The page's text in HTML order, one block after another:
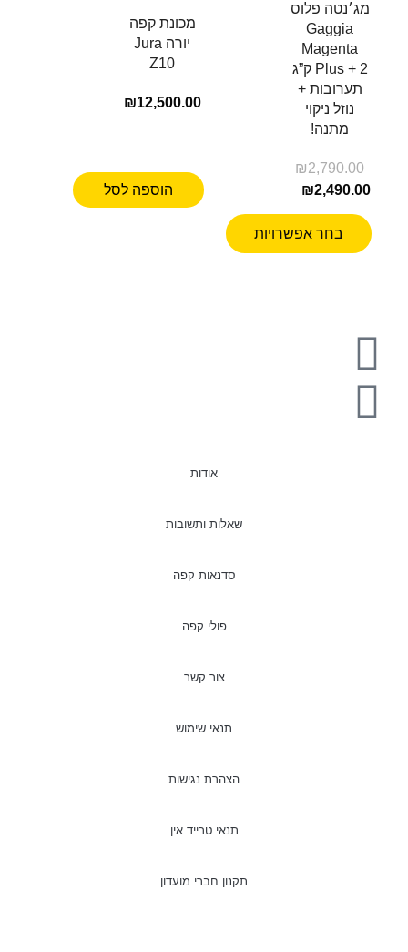
מג׳נטה פלוס
Gaggia
Magenta
Plus + 2 ק”ג
תערובות +
נוזל ניקוי
מתנה!
₪2,790.00
₪2,490.00
בחר אפשרויות
מכונת קפה
יורה Jura
Z10
₪12,500.00
הוספה לסל
אודות
שאלות ותשובות
סדנאות קפה
פולי קפה
צור קשר
תנאי שימוש
הצהרת נגישות
תנאי טרייד אין
תקנון חברי מועדון